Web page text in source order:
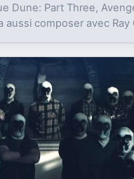
Dune: Part Three,
aussi composer avec Ray